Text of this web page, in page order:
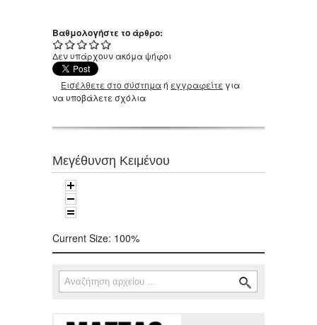
Βαθμολογήστε το άρθρο:
Δεν υπάρχουν ακόμα ψήφοι
Εισέλθετε στο σύστημαή εγγραφείτε για
να υποβάλετε σχόλια
Μεγέθυνση Κειμένου
Current Size: 100%
Φόρμα αναζήτησης
Αναζήτηση